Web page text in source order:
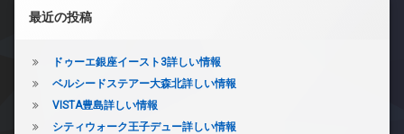
左サイドバー
最近の投稿
ドゥーエ銀座イースト3詳しい情報
ベルシードステアー大森北詳しい情報
VISTA豊島詳しい情報
シティウォーク王子デュー詳しい情報